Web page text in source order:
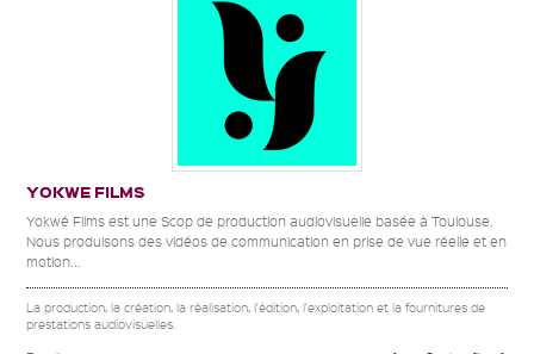
YOKWE FILMS
Yokwé Films est une Scop de production audiovisuelle basée à Toulouse.
Nous produisons des vidéos de communication en prise de vue réelle et en
motion...
La production, la création, la réalisation, l'édition, l'exploitation et la fournitures de
prestations audiovisuelles.